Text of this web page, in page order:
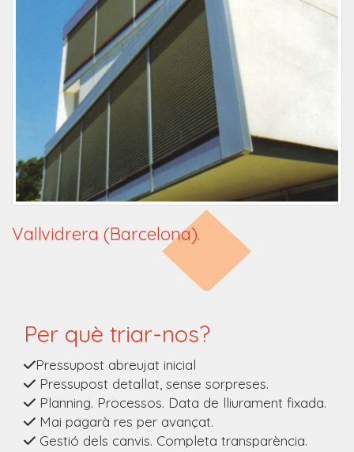
Vallvidrera (Barcelona).
Per què triar-nos?
Pressupost abreujat inicial
Pressupost detallat, sense sorpreses.
Planning. Processos. Data de lliurament fixada.
Mai pagarà res per avançat.
Gestió dels canvis. Completa transparència.